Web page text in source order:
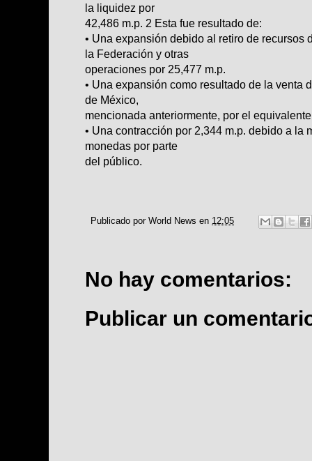
la liquidez por
42,486 m.p. 2 Esta fue resultado de:
• Una expansión debido al retiro de recursos
la Federación y otras
operaciones por 25,477 m.p.
• Una expansión como resultado de la venta
de México,
mencionada anteriormente, por el
• Una contracción por 2,344 m.p. debido a la
monedas por parte
del público.
Publicado por World News en 12:05
No hay comentarios:
Publicar un